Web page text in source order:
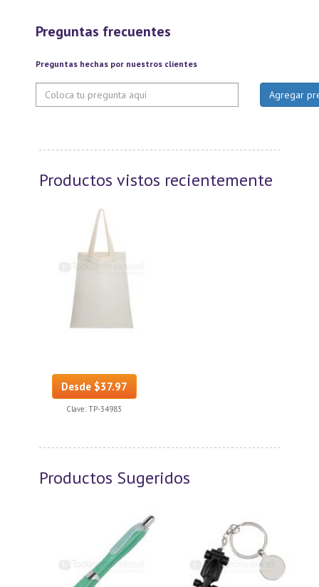
Preguntas frecuentes
Preguntas hechas por nuestros clientes
Productos vistos recientemente
Desde $37.97
Clave: TP-34983
Productos Sugeridos